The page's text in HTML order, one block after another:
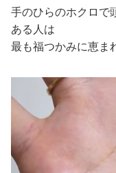
手のひらのホクロで
ある人は
最も福つかみに恵ま